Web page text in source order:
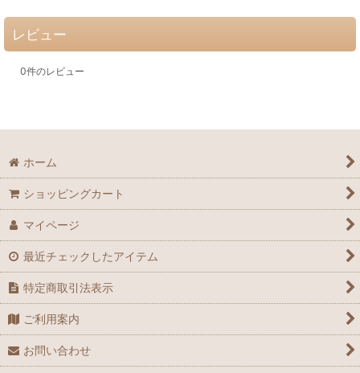
レビュー
0件のレビュー
ホーム
ショッピングカート
マイページ
最近チェックしたアイテム
特定商取引法表示
ご利用案内
お問い合わせ